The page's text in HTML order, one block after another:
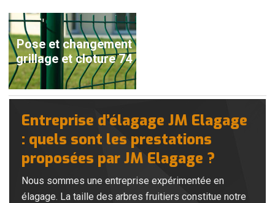
Pose et changement
grillage et cloture 74
Entreprise d’élagage JM Elagage
: quels sont les prestations
proposées par JM Elagage ?
Nous sommes une entreprise expérimentée en
élagage. La taille des arbres fruitiers constitue notre